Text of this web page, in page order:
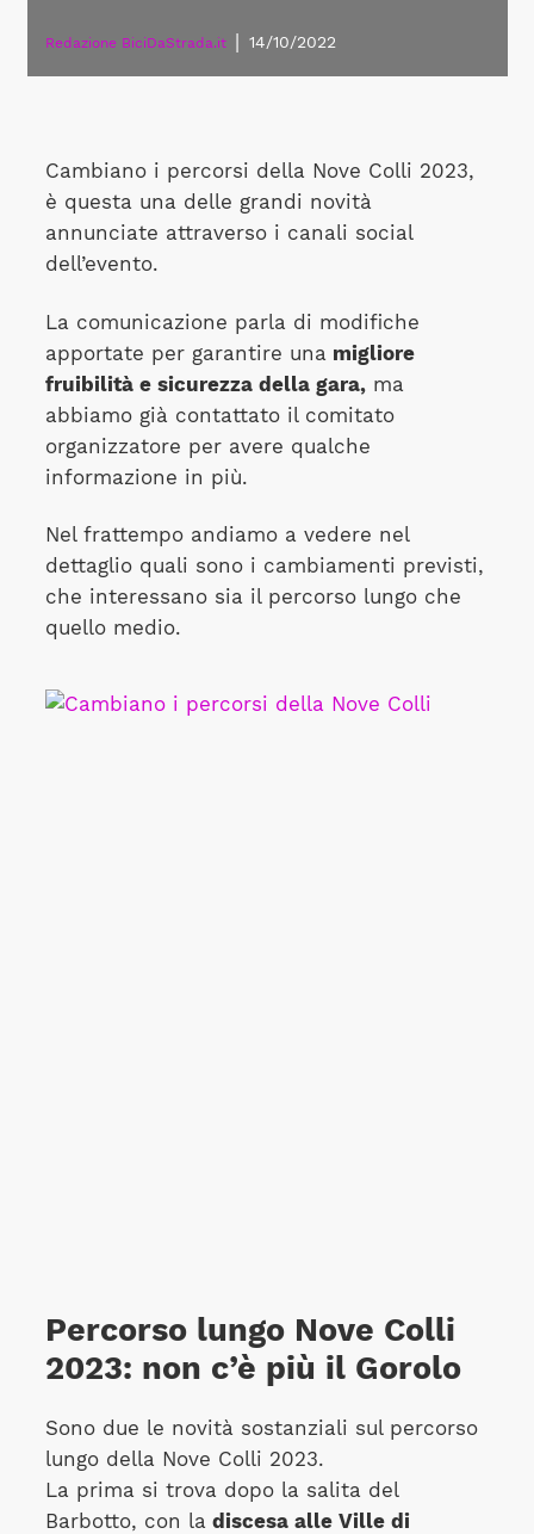
Redazione BiciDaStrada.it 14/10/2022
Cambiano i percorsi della Nove Colli 2023,
è questa una delle grandi novità
annunciate attraverso i canali social
dell’evento.
La comunicazione parla di modifiche
apportate per garantire una migliore
fruibilità e sicurezza della gara,ma
abbiamo già contattato il comitato
organizzatore per avere qualche
informazione in più.
Nel frattempo andiamo a vedere nel
dettaglio quali sono i cambiamenti previsti,
che interessano sia il percorso lungo che
quello medio.
Percorso lungo Nove Colli
2023: non c’è più il Gorolo
Sono due le novità sostanziali sul percorso
lungo della Nove Colli 2023.
La prima si trova dopo la salita del
Barbotto, con ladiscesa alle Ville di